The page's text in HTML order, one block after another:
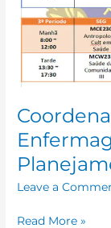
Leave a
Read More »